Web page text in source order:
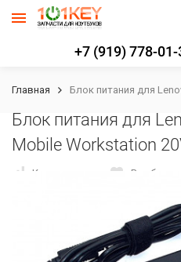
+7 (919) 778-
Главная Блок питания для
Блок питания для
Mobile Workstation
К сравнению В